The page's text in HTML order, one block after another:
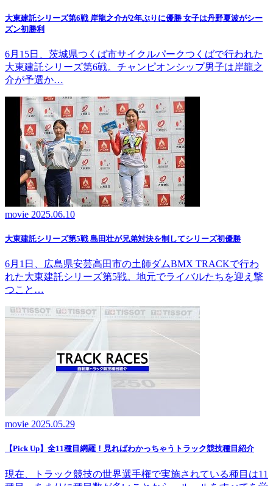
大東建託シリーズ第6戦 岸龍之介が2年ぶりに優勝 女子は丹野夏波がシー
ズン初勝利
6月15日、茨城県つくば市サイクルパークつくばで行われた
大東建託シリーズ第6戦。チャンピオンシップ男子は岸龍之
介が予選か…
movie 2025.06.10
大東建託シリーズ第5戦 島田壮が兄弟対決を制してシリーズ初優勝
6月1日、広島県安芸高田市の土師ダムBMX TRACKで行わ
れた大東建託シリーズ第5戦。地元でライバルたちを迎え撃
つこと…
movie 2025.05.29
【Pick Up】全11種目網羅！見ればわかっちゃうトラック競技種目紹介
現在、トラック競技の世界選手権で実施されている種目は11